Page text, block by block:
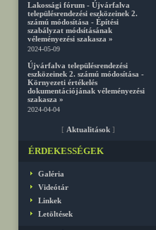
Lakossági fórum - Újvárfalva
településrendezési eszközeinek 2.
számú módosítása - Építési
szabályzat módsításának
véleményezési szakasza »
2024-05-09
Újvárfalva településrendezési
eszközeinek 2. számú módosítása -
Környezeti értékelés
dokumentációjának véleményezési
szakasza »
2024-04-04
[ Aktualitások ]
ÉRDEKESSÉGEK
Galéria
Videótár
Linkek
Letöltések